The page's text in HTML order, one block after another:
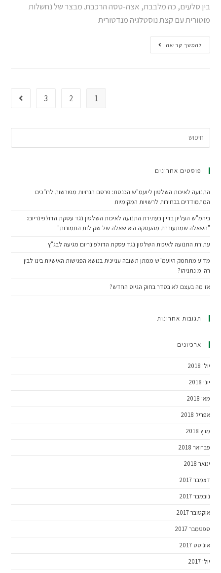
בין סלעים, כה מלבבת, אצה-טסה הרכבת. מבצר של נחשלות
מוטורית עם קצת נוסטלגיה מנדטורית
להמשך קריאה
1
2
3
פוסטים אחרונים
התנועה לאיכות השלטון ליועמ"ש הכנסת: פרסם הנחיות מפורשות לח"כים
המתמודדים בבחירות לרשויות המקומיות
ביהמ"ש העליון בדיון בעתירת התנועה לאיכות השלטון נגד עסקת הדולפינריום:
"השאלה שמתעוררת מהעסקה היא שאלה של שקילות התמורות"
עתירת התנועה לאיכות השלטון נגד עסקת הדולפינריום מגיעה לבג"ץ
מדוע מתחמק היועמ"ש ממתן תשובה עניינית בנושא הפגישות האישיות בינו לבין
רה"מ נתניהו?
אז מה בעצם לא בסדר בחוק הגיוס החדש?
תגובות אחרונות
ארכיונים
יולי 2018
יוני 2018
מאי 2018
אפריל 2018
מרץ 2018
פברואר 2018
ינואר 2018
דצמבר 2017
נובמבר 2017
אוקטובר 2017
ספטמבר 2017
אוגוסט 2017
יולי 2017